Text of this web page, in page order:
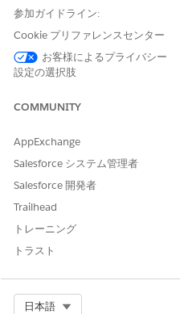
If necessary, edit the
Click
, and select
Update the unit count
changes.
You can't edit a quote on
changes, go to the Quote
If necessary, remove a
A message confirming
ClickRemove
参加ガイドライン:
Cookie プリファレンスセンター
お客様によるプライバシー
設定の選択肢
COMMUNITY
AppExchange
Salesforce システム管理者
Salesforce 開発者
Trailhead
トレーニング
トラスト
日本語